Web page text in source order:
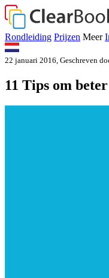
Rondleiding Prijzen Meer
22 januari 2016 , Geschreven
11 Tips om